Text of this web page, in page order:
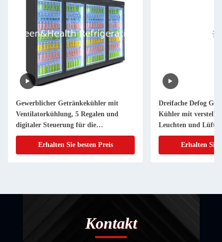
Gewerblicher Getränkekühler mit
Ventilatorkühlung, 5 Regalen und
digitaler Steuerung für die
Supermarktpräsentation
Erhalten Sie besten Preis
Dreifache Defog
Kühler mit
Leuchten und
Erhalten Sie
Kontakt